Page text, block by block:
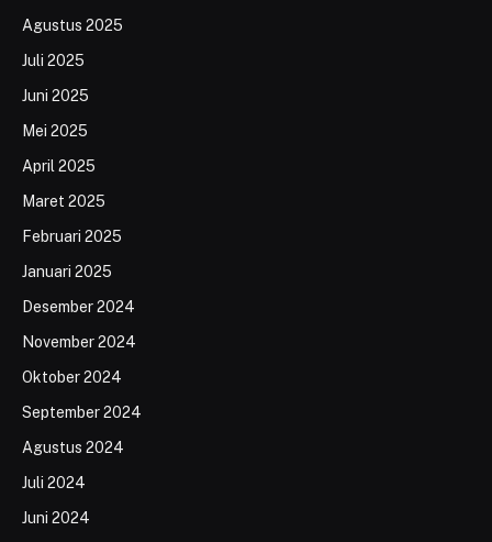
Agustus 2025
Juli 2025
Juni 2025
Mei 2025
April 2025
Maret 2025
Februari 2025
Januari 2025
Desember 2024
November 2024
Oktober 2024
September 2024
Agustus 2024
Juli 2024
Juni 2024